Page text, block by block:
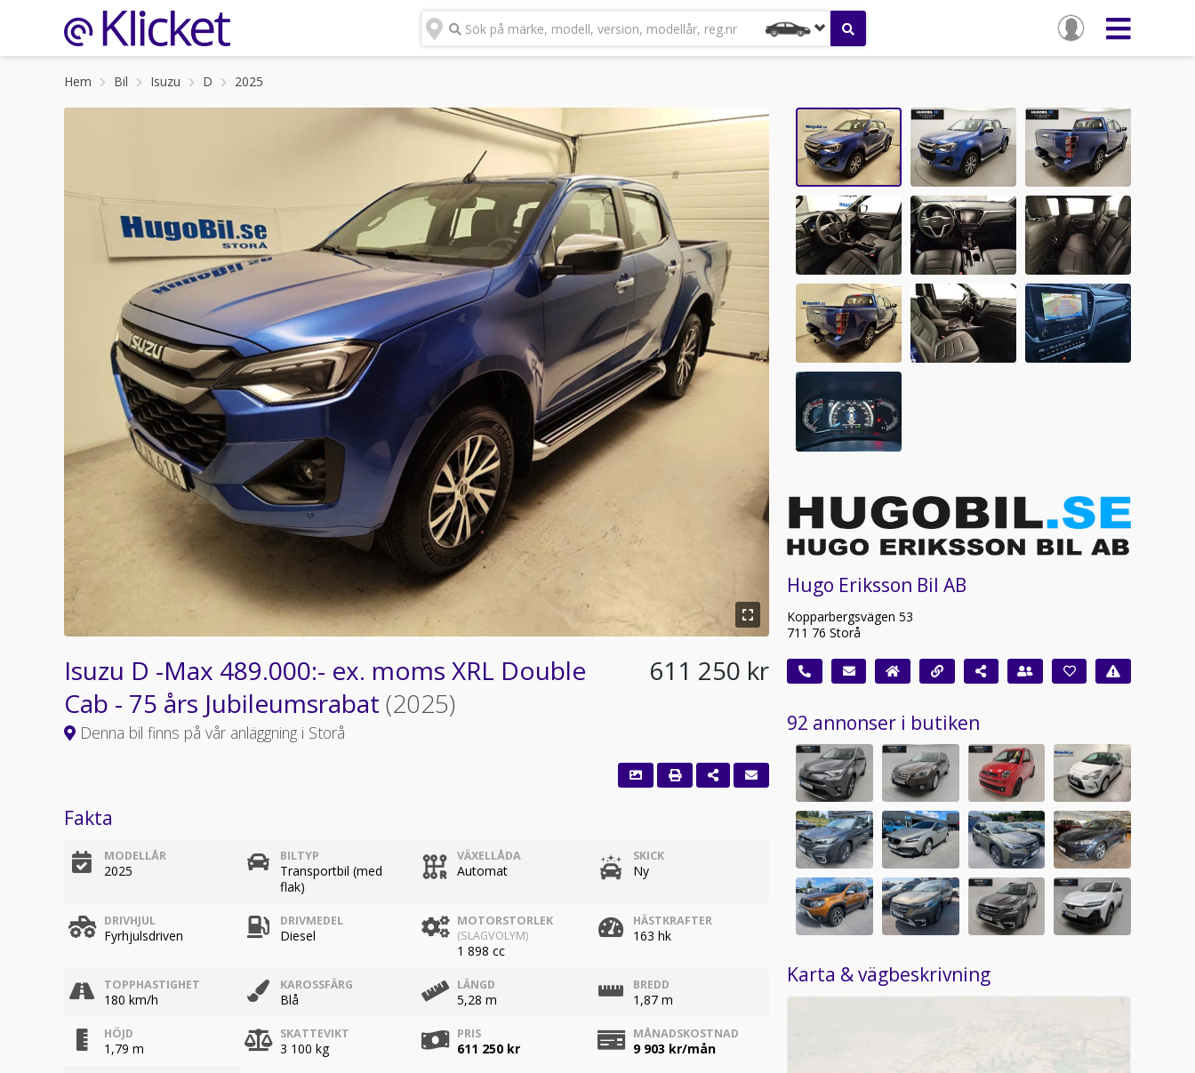
Sök på märke, modell, version, modellår, reg.nr
Hem Bil Isuzu D 2025
Isuzu D -Max 489.000:- ex. moms XRL Double
Cab - 75 års Jubileumsrabat (2025)
Denna bil finns på vår anläggning i Storå
611 250 kr
Fakta
MODELLÅR
2025
BILTYP
Transportbil (med
flak)
VÄXELLÅDA
Automat
SKICK
Ny
DRIVHJUL
Fyrhjulsdriven
DRIVMEDEL
Diesel
MOTORSTORLEK
(SLAGVOLYM)
1 898 cc
HÄSTKRAFTER
163 hk
TOPPHASTIGHET
180 km/h
KAROSSFÄRG
Blå
LÄNGD
5,28 m
BREDD
1,87 m
HÖJD
1,79 m
SKATTEVIKT
3 100 kg
PRIS
611 250 kr
MÅNADSKOSTNAD
9 903 kr/mån
Hugo Eriksson Bil AB
Kopparbergsvägen 53
711 76 Storå
92 annonser i butiken
Karta & vägbeskrivning